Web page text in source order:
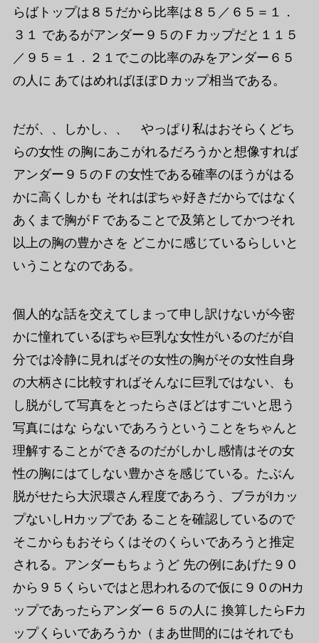
らばトップは８５だから比率は８５／６５＝１．
３１ であるがアンダー９５のＦカップだと１１５
／９５＝１．２１でこの比率のみをアンダー６５
の人に あてはめればほぼＤカップ相当である。
だが、、しかし、、 やっぱり私はおそらくどち
らの女性 の胸にあこがれるだろうかと想像すれば
アンダー９５のＦの女性である確率のほうがはる
かに高くしかも それはぽちゃ好きだからではなく
あくまで胸がＦであることで及第としてかつそれ
以上の胸の豊かさを どこかに感じているらしいと
いうことなのである。
個人的な話を交えてしまって申し訳けないが今密
かに憧れているぽちゃ巨乳な女性がいるのだが自
分では冷静に見ればその女性の胸がその女性自身
の大柄さに比較すればそんなに巨乳ではない、も
し脱がして写真をとったらさほどはすごいと思う
写真にはな らないであろうということをちゃんと
理解することができるのだがしかし感情はその女
性の胸にはてしない豊かさを感じている。たぶん
脱がせたら大沢環さん程度であろう、ブラがIカッ
プないしHカップであ ることを確認しているので
そこからもおそらくはそのくらいであろうと推定
される。アンダーもちょうど 先の例にあげた９０
から９５くらいではと思われるので仮に９０のHカ
ップであったらアンダー６５の人に 換算したらFカ
ップくらいであろうか（まあ世間的にはそれでも